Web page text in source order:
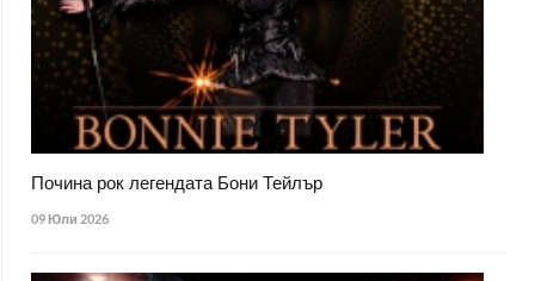
Почина рок легендата Бони Тейлър
09 Юли 2026